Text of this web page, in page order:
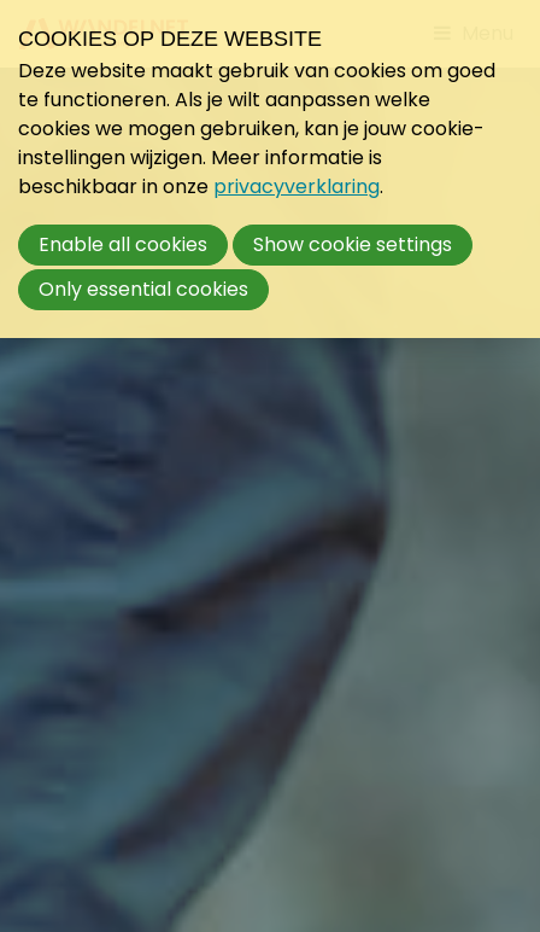
to
COOKIES OP DEZE WEBSITE
Deze website maakt gebruik van cookies om goed
te functioneren. Als je wilt aanpassen welke
cookies we mogen gebruiken, kan je jouw cookie-
instellingen wijzigen. Meer informatie is
beschikbaar in onze privacyverklaring.
Enable all cookies
Show cookie settings
Only essential cookies